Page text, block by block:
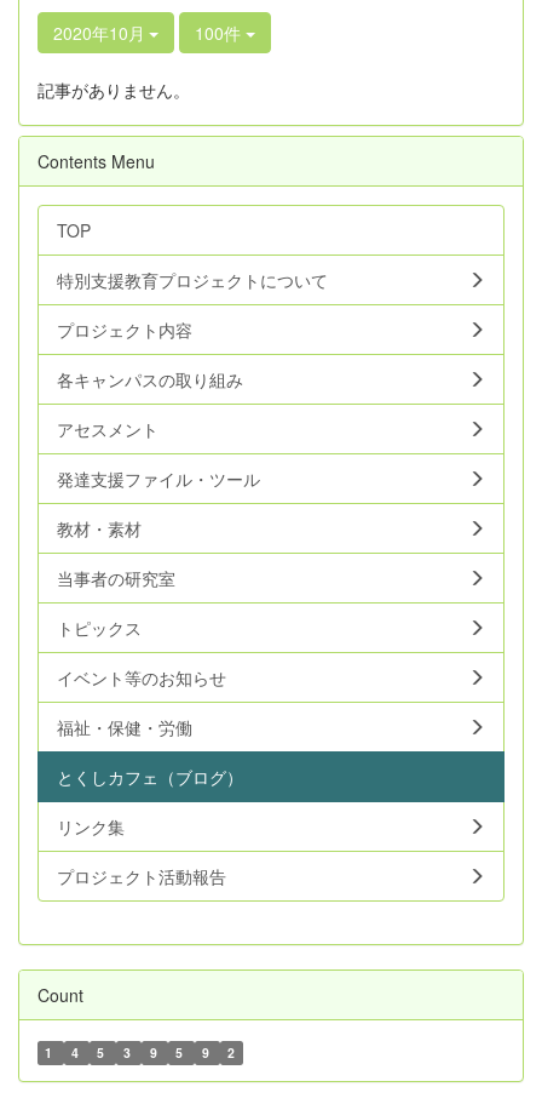
2020年10月 100件
記事がありません。
Contents Menu
TOP
特別支援教育プロジェクトについて
プロジェクト内容
各キャンパスの取り組み
アセスメント
発達支援ファイル・ツール
教材・素材
当事者の研究室
トピックス
イベント等のお知らせ
福祉・保健・労働
とくしカフェ（ブログ）
リンク集
プロジェクト活動報告
Count
1 4 5 3 9 5 9 2